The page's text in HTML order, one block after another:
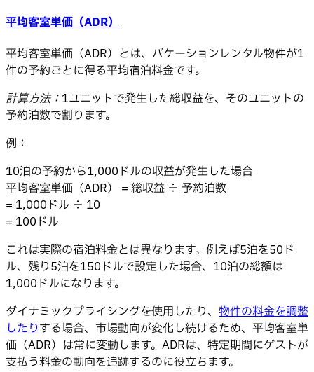
平均客室単価（ADR）
平均客室単価（ADR）とは、バケーションレンタル物件が1
件の予約ごとに得る平均宿泊料金です。
計算方法： 1ユニットで発生した総収益を、そのユニットの
予約泊数で割ります。
例：
10泊の予約から1,000ドルの収益が発生した場合
平均客室単価（ADR） = 総収益 ÷ 予約泊数
= 1,000ドル ÷ 10
= 100ドル
これは実際の宿泊料金とは異なります。例えば5泊を50ド
ル、残り5泊を150ドルで設定した場合、10泊の総額は
1,000ドルになります。
ダイナミックプライシングを使用したり、 物件の料金を調整
したりする場合、市場動向が変化し続けるため、平均客室単
価（ADR）は常に変動します。ADRは、特定期間にゲストが
支払う料金の動向を追跡するのに役立ちます。